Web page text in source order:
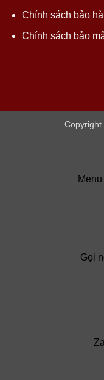
Chính sách bảo
Chính sách bảo
Menu
Gọi